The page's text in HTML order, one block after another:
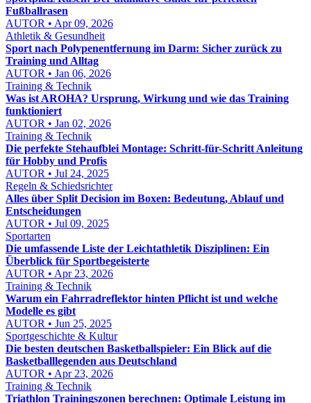
Fußballrasen
AUTOR • Apr 09, 2026
Athletik & Gesundheit
Sport nach Polypenentfernung im Darm: Sicher zurück zu
Training und Alltag
AUTOR • Jan 06, 2026
Training & Technik
Was ist AROHA? Ursprung, Wirkung und wie das Training
funktioniert
AUTOR • Jan 02, 2026
Training & Technik
Die perfekte Stehaufblei Montage: Schritt-für-Schritt Anleitung
für Hobby und Profis
AUTOR • Jul 24, 2025
Regeln & Schiedsrichter
Alles über Split Decision im Boxen: Bedeutung, Ablauf und
Entscheidungen
AUTOR • Jul 09, 2025
Sportarten
Die umfassende Liste der Leichtathletik Disziplinen: Ein
Überblick für Sportbegeisterte
AUTOR • Apr 23, 2026
Training & Technik
Warum ein Fahrradreflektor hinten Pflicht ist und welche
Modelle es gibt
AUTOR • Jun 25, 2025
Sportgeschichte & Kultur
Die besten deutschen Basketballspieler: Ein Blick auf die
Basketballlegenden aus Deutschland
AUTOR • Apr 23, 2026
Training & Technik
Triathlon Trainingszonen berechnen: Optimale Leistung im